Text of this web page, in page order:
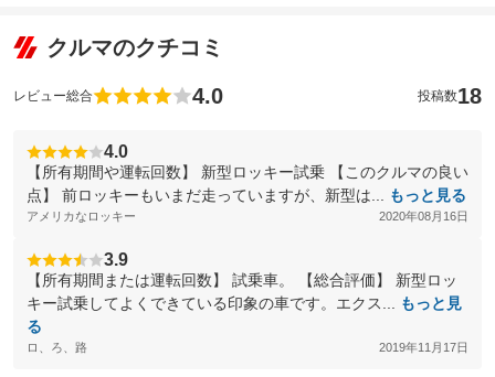
クルマのクチコミ
レビュー総合 4.0 投稿数18
4.0
【所有期間や運転回数】 新型ロッキー試乗 【このクルマの良い
点】 前ロッキーもいまだ走っていますが、新型は...
もっと見る
アメリカなロッキー 2020年08月16日
3.9
【所有期間または運転回数】 試乗車。 【総合評価】 新型ロッ
キー試乗してよくできている印象の車です。エクス...
もっと見
る
ロ、ろ、路 2019年11月17日